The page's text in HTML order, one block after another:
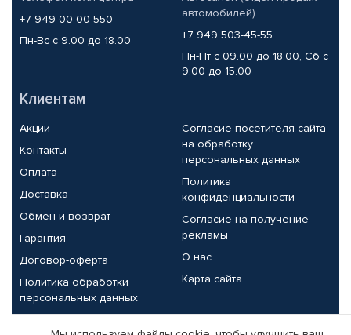
+7 949 00-00-550
Пн-Вс с 9.00 до 18.00
автомобилей)
+7 949 503-45-55
Пн-Пт с 09.00 до 18.00, Сб с
9.00 до 15.00
Клиентам
Акции
Контакты
Оплата
Доставка
Обмен и возврат
Гарантия
Договор-оферта
Политика обработки
персональных данных
Согласие посетителя сайта
на обработку
персональных данных
Политика
конфиденциальности
Согласие на получение
рекламы
О нас
Карта сайта